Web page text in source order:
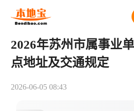
2026年苏州市属事业
点地址及交通规定
2026-06-05 08:43